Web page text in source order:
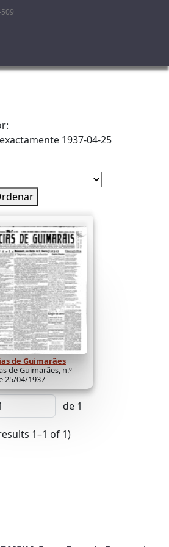
principal
1937-04-25
de Guimarães
de Guimarães, n.º
25/04/1937
de 1
1–1 of 1)